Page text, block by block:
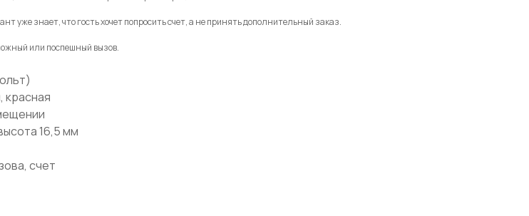
уже знает, что гость хочет попросить счет, а не принять дополнительный заказ.
или поспешный вызов.
красная
16,5 мм
счет